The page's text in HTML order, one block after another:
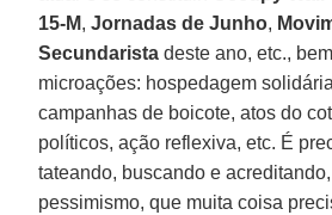
15-M,Jornadas de Junho,
Secundarista deste ano, etc.,
microações: hospedagem
campanhas de boicote, atos do
políticos, ação reflexiva, etc. É
tateando, buscando e
pessimismo, que muita coisa